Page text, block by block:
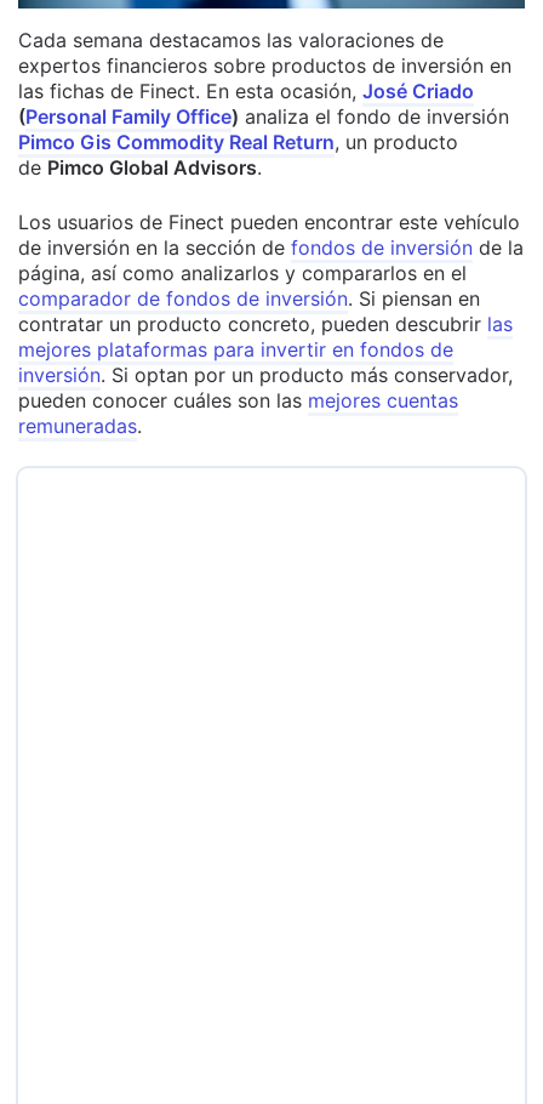
Cada semana destacamos las valoraciones de
expertos financieros sobre productos de inversión en
las fichas de Finect. En esta ocasión, José Criado
(Personal Family Office) analiza el fondo de inversión
Pimco Gis Commodity Real Return, un producto
de Pimco Global Advisors.
Los usuarios de Finect pueden encontrar este vehículo
de inversión en la sección de fondos de inversión de la
página, así como analizarlos y compararlos en el
comparador de fondos de inversión. Si piensan en
contratar un producto concreto, pueden descubrir las
mejores plataformas para invertir en fondos de
inversión. Si optan por un producto más conservador,
pueden conocer cuáles son las mejores cuentas
remuneradas.